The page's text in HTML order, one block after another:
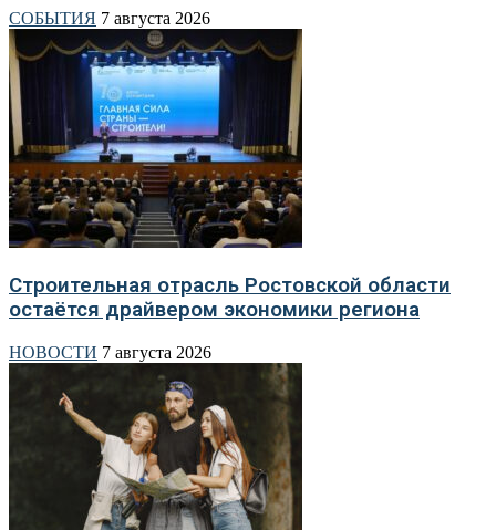
СОБЫТИЯ 7 августа 2026
Строительная отрасль Ростовской области
остаётся драйвером экономики региона
НОВОСТИ 7 августа 2026